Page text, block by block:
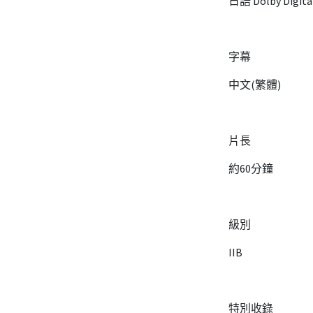
字幕
中文(繁體)
片長
約60分鐘
級別
IIB
特別收錄